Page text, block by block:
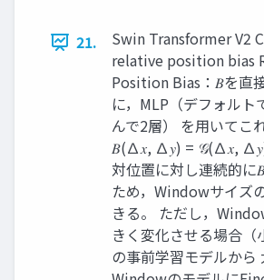
21.
Swin Transformer V2
relative position bias
Position Bias：𝐵を直
に，MLP（デフォルト
んで2層） を用いてこ
𝐵(∆𝑥, ∆𝑦) = 𝒢(∆𝑥,
対位置に対し連続的に
ため，Windowサイズ
きる。 ただし，
きく変化させる場合
の事前学習モデルから